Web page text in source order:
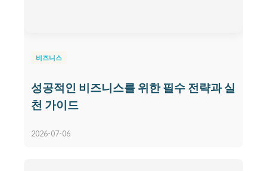
비즈니스
성공적인 비즈니스를 위한 필수 전략과 실
천 가이드
2026-07-06